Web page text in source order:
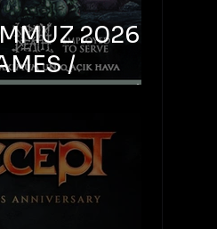
2026 –
/
DEATH /
– İstanbul,
Uniq